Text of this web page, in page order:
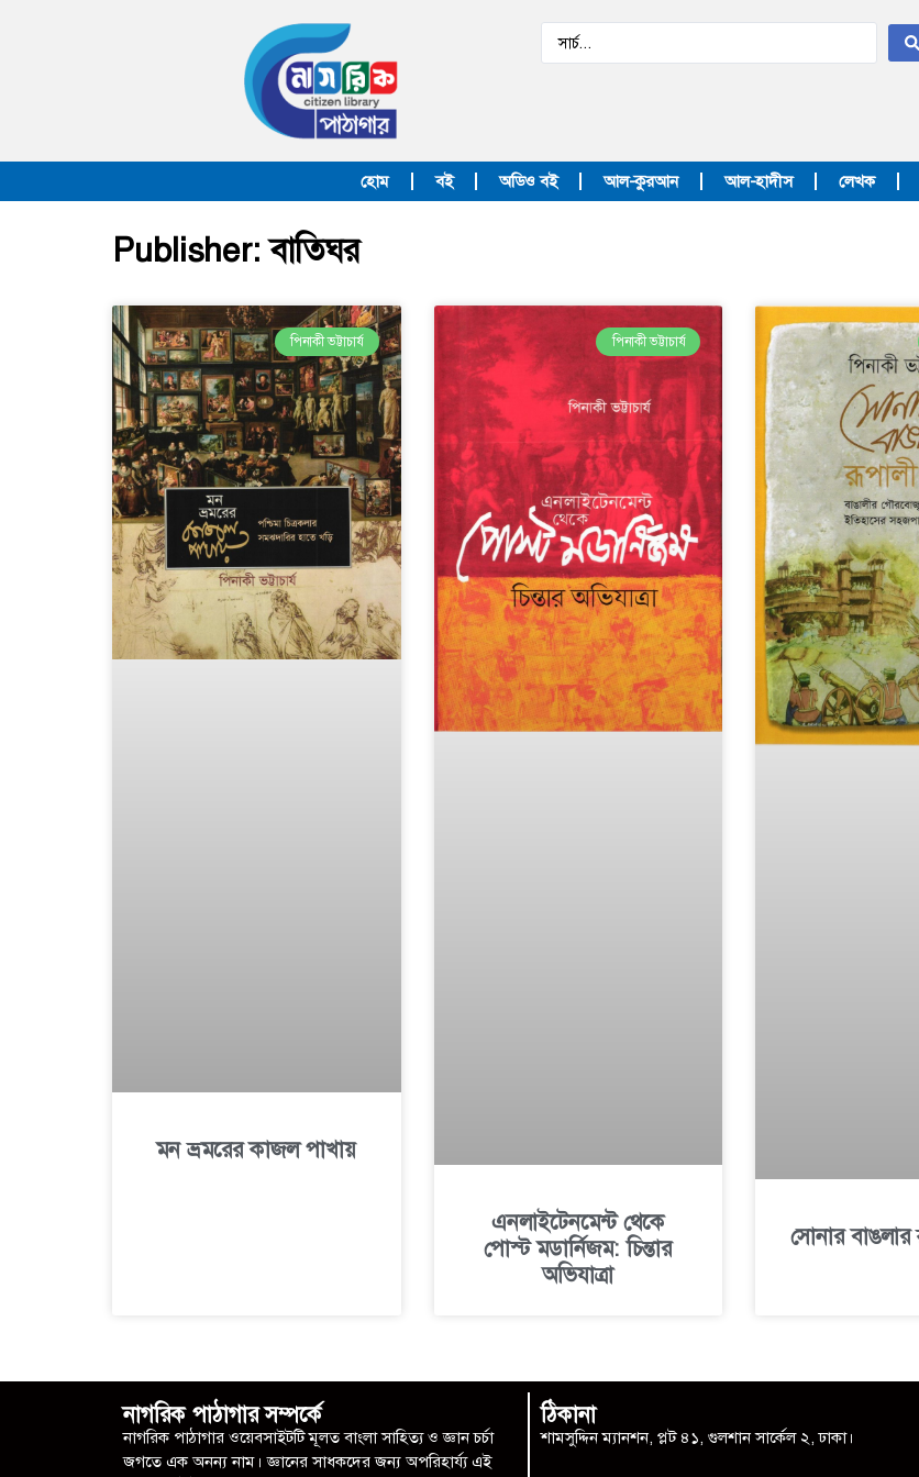
হোম বই অডিও বই আল-কুরআন আল-হাদীস লেখক
Publisher: বাতিঘর
পিনাকী ভট্টাচার্য
মন ভ্রমরের কাজল পাখায়
পিনাকী ভট্টাচার্য
এনলাইটেনমেন্ট থেকে
পোস্ট মডার্নিজম: চিন্তার
অভিযাত্রা
সোনার
নাগরিক পাঠাগার সম্পর্কে
নাগরিক পাঠাগার ওয়েবসাইটটি মূলত বাংলা সাহিত্য ও জ্ঞান চর্চা
জগতে এক অনন্য নাম। জ্ঞানের সাধকদের জন্য অপরিহার্য্য এই
ঠিকানা
শামসুদ্দিন ম্যানশন, প্লট ৪১, গুলশান সার্কেল ২, ঢাকা।